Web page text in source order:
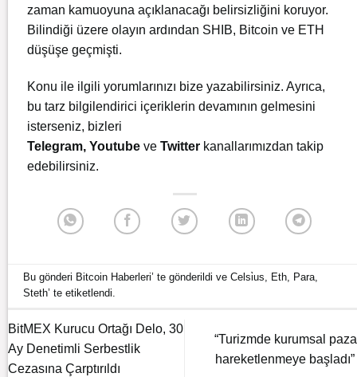
zaman kamuoyuna açıklanacağı belirsizliğini koruyor.
Bilindiği üzere olayın ardından SHIB, Bitcoin ve ETH
düşüşe geçmişti.
Konu ile ilgili yorumlarınızı bize yazabilirsiniz. Ayrıca,
bu tarz bilgilendirici içeriklerin devamının gelmesini
isterseniz, bizleri
Telegram, Youtube ve Twitter kanallarımızdan takip
edebilirsiniz.
Bu gönderi Bitcoin Haberleri’ te gönderildi veCelsi̇us, Eth, Para,
Steth’ te etiketlendi.
BitMEX Kurucu Ortağı Delo, 30
Ay Denetimli Serbestlik
Cezasına Çarptırıldı
“Turizmde kurumsal
hareketlenmeye